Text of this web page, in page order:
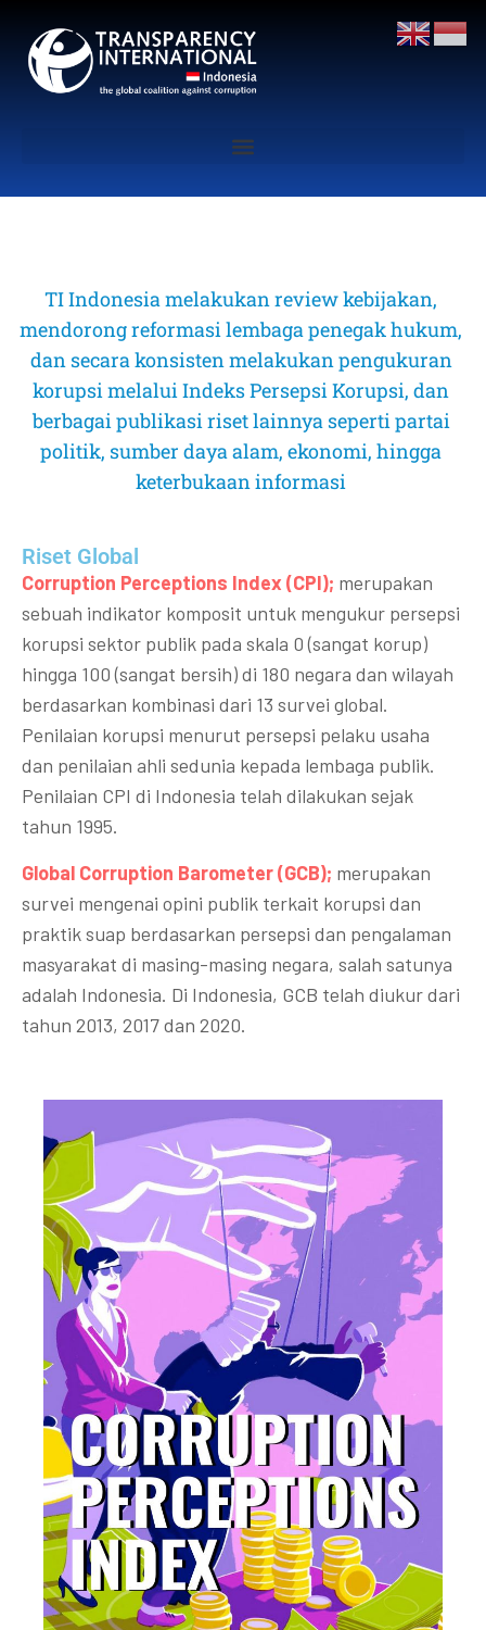
TI Indonesia melakukan review kebijakan,
mendorong reformasi lembaga penegak hukum,
dan secara konsisten melakukan pengukuran
korupsi melalui Indeks Persepsi Korupsi, dan
berbagai publikasi riset lainnya seperti partai
politik, sumber daya alam, ekonomi, hingga
keterbukaan informasi
Riset Global​
Corruption Perceptions Index (CPI); merupakan
sebuah indikator komposit untuk mengukur persepsi
korupsi sektor publik pada skala 0 (sangat korup)
hingga 100 (sangat bersih) di 180 negara dan wilayah
berdasarkan kombinasi dari 13 survei global.
Penilaian korupsi menurut persepsi pelaku usaha
dan penilaian ahli sedunia kepada lembaga publik.
Penilaian CPI di Indonesia telah dilakukan sejak
tahun 1995.
Global Corruption Barometer (GCB); merupakan
survei mengenai opini publik terkait korupsi dan
praktik suap berdasarkan persepsi dan pengalaman
masyarakat di masing-masing negara, salah satunya
adalah Indonesia. Di Indonesia, GCB telah diukur dari
tahun 2013, 2017 dan 2020.